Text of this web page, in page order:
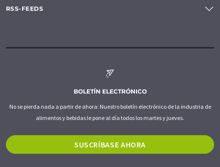
RSS-FEEDS
BOLETÍN ELECTRÓNICO
No se pierda nada a partir de ahora: Nuestro boletín electrónico de la industria de
alimentos y bebidas le pone al día todos los martes y jueves.
SUSCRÍBASE AHORA